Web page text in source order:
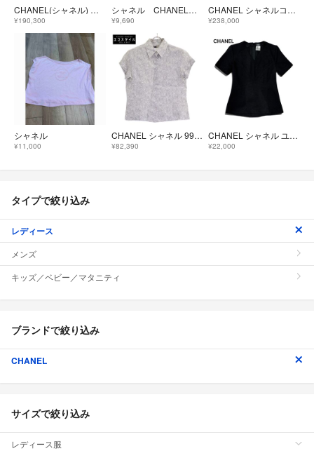
CHANEL(シャネル) 半袖シャツブラウス サイズ34 S レディース美品 - P76220 白×黒 2024年/ココマーク/ストライプ/ラインストーン コットン
¥190,300
シャネル CHANEL ノースリーブトップス カットソー シルク100% 38
¥9,690
CHANEL シャネルココビーチブラウス 黒 36
¥238,000
シャネル
¥11,000
CHANEL シャネル 99P P12855V07194 ロゴプリント ラミー 半袖ブラウス 40
¥82,390
CHANEL シャネル ユニフォーム ブラウス シャツ 34
¥22,000
タイプで絞り込み
レディース
メンズ
キッズ／ベビー／マタニティ
ブランドで絞り込み
CHANEL
サイズで絞り込み
レディース服